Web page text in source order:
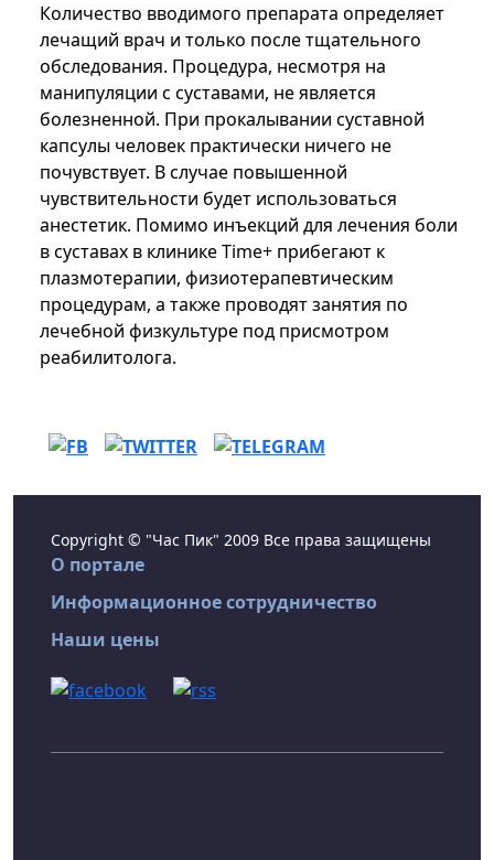
Количество вводимого препарата определяет
лечащий врач и только после тщательного
обследования. Процедура, несмотря на
манипуляции с суставами, не является
болезненной. При прокалывании суставной
капсулы человек практически ничего не
почувствует. В случае повышенной
чувствительности будет использоваться
анестетик. Помимо инъекций для лечения боли
в суставах в клинике Time+ прибегают к
плазмотерапии, физиотерапевтическим
процедурам, а также проводят занятия по
лечебной физкультуре под присмотром
реабилитолога.
Copyright © "Час Пик" 2009 Все права защищены
О портале
Информационное сотрудничество
Наши цены